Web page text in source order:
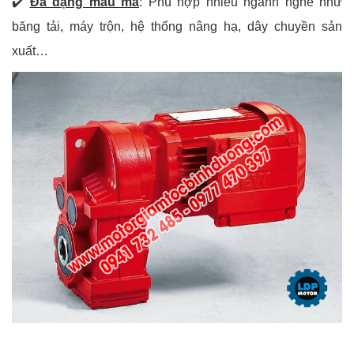
băng tải, máy trộn, hệ thống nâng hạ, dây chuyền sản
xuất…